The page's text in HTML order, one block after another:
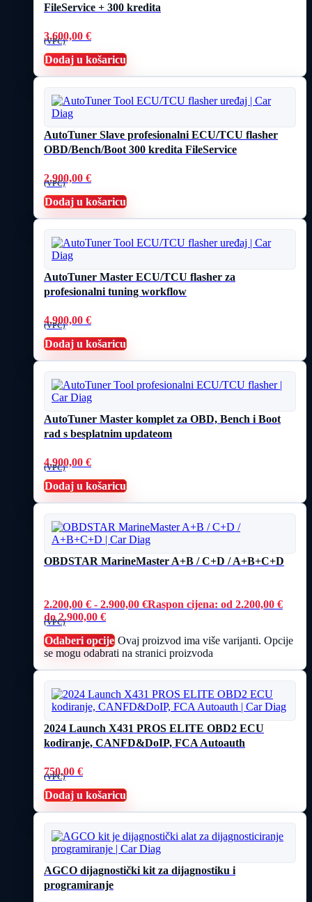
FileService + 300 kredita
3.600,00 €
(VPC)
Dodaj u košaricu
AutoTuner Slave profesionalni ECU/TCU flasher
OBD/Bench/Boot 300 kredita FileService
2.900,00 €
(VPC)
Dodaj u košaricu
AutoTuner Master ECU/TCU flasher za
profesionalni tuning workflow
4.900,00 €
(VPC)
Dodaj u košaricu
AutoTuner Master komplet za OBD, Bench i Boot
rad s besplatnim updateom
4.900,00 €
(VPC)
Dodaj u košaricu
OBDSTAR MarineMaster A+B / C+D / A+B+C+D
2.200,00 € - 2.900,00 €Raspon cijena: od 2.200,00 €
do 2.900,00 €
(VPC)
Odaberi opcije Ovaj proizvod ima više varijanti. Opcije
se mogu odabrati na stranici proizvoda
2024 Launch X431 PROS ELITE OBD2 ECU
kodiranje, CANFD&DoIP, FCA Autoauth
750,00 €
(VPC)
Dodaj u košaricu
AGCO dijagnostički kit za dijagnostiku i
programiranje